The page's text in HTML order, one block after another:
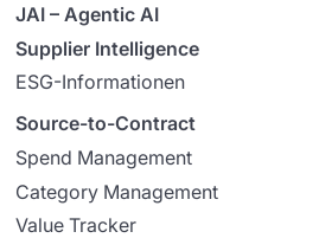
JAI – Agentic AI
Supplier Intelligence
ESG-Informationen
Source-to-Contract
Spend Management
Category Management
Value Tracker